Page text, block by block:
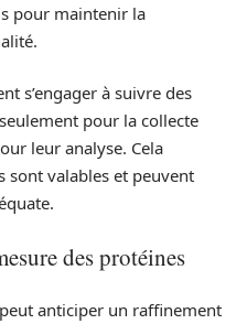
pour maintenir la
s’engager à suivre des
pour la collecte
leur analyse. Cela
sont valables et peuvent
des protéines
anticiper un raffinement